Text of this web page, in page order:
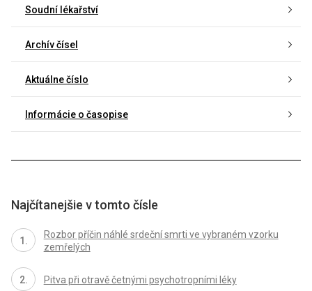
Soudní lékařství
Archív čísel
Aktuálne číslo
Informácie o časopise
Najčítanejšie v tomto čísle
Rozbor příčin náhlé srdeční smrti ve vybraném vzorku
zemřelých
Pitva při otravě četnými psychotropními léky